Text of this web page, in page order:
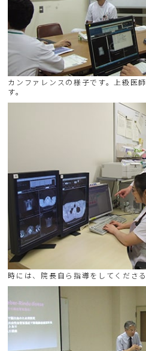
カンファレンスの様子です。上級医
す。
時には、院長自ら指導をしてくださ